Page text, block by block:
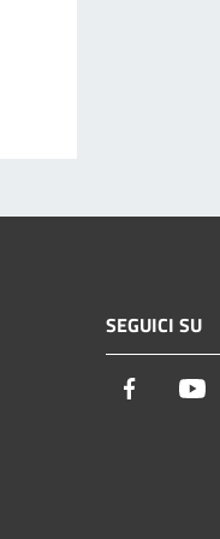
SEGUICI SU
Facebook